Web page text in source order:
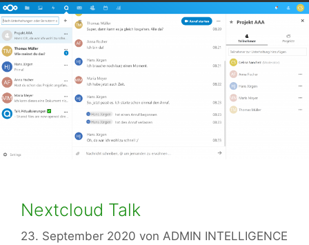
Nextcloud Talk
23. September 2020 von ADMIN INTELLIGENCE